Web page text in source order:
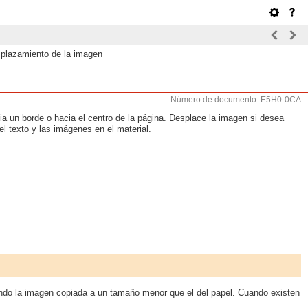
de la imagen
Número de documento: E5H0-0CA
un borde o hacia el centro de la página. Desplace la imagen si desea
texto y las imágenes en el material.
la imagen copiada a un tamaño menor que el del papel. Cuando existen